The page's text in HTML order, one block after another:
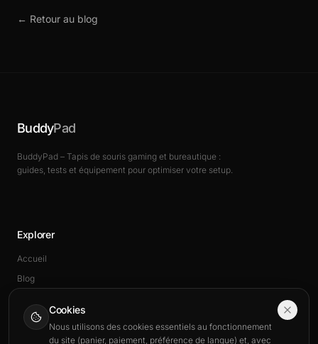
← Retour au blog
BuddyPad
BuddyPad – Tapis de souris gaming et bureautique :
guides, tests et équipement pour optimiser votre setup.
Explorer
Accueil
Blog
Cookies
Nous utilisons des cookies essentiels au fonctionnement
du site (panier, paiement, préférence de langue) et, avec